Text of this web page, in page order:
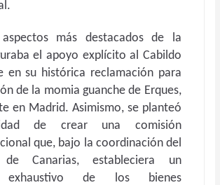
más destacados de la
el apoyo explícito al Cabildo
en su histórica reclamación para
de la momia guanche de Erques,
en Madrid. Asimismo, se planteó
de crear una comisión
que, bajo la coordinación del
de Canarias, estableciera un
exhaustivo de los bienes